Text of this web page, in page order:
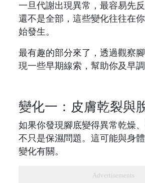
一旦代謝出現異常，最容易先
還不是全部，這些變化往往在
始發生。
最有趣的部分來了，透過觀察
現一些早期線索，幫助你及早調
變化一：皮膚乾裂與
如果你發現腳底變得異常乾燥
不只是保濕問題。這可能與身
變化有關。
Advertisements